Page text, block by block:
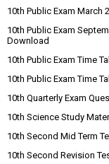
10th Public Exam March
10th Public Exam
Download
10th Public Exam Time
10th Public Exam Time
10th Quarterly Exam
10th Science Study
10th Second Mid Term
10th Second Revision